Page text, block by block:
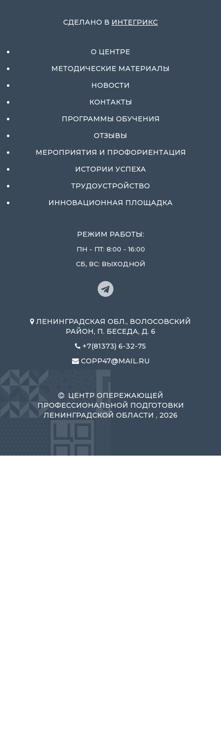
СДЕЛАНО В ИНТЕГРИКС
О ЦЕНТРЕ
МЕТОДИЧЕСКИЕ МАТЕРИАЛЫ
НОВОСТИ
КОНТАКТЫ
ПРОГРАММЫ ОБУЧЕНИЯ
ОТЗЫВЫ
МЕРОПРИЯТИЯ И ПРОФОРИЕНТАЦИЯ
ИСТОРИИ УСПЕХА
ТРУДОУСТРОЙСТВО
ИННОВАЦИОННАЯ ПЛОЩАДКА
РЕЖИМ РАБОТЫ:
ПН - ПТ: 8:00 - 16:00
СБ, ВС: ВЫХОДНОЙ
ЛЕНИНГРАДСКАЯ ОБЛ., ВОЛОСОВСКИЙ
РАЙОН, П. БЕСЕДА, Д. 6
+7(81373) 6-32-75
COPP47@MAIL.RU
ЦЕНТР ОПЕРЕЖАЮЩЕЙ
ПРОФЕССИОНАЛЬНОЙ ПОДГОТОВКИ
ЛЕНИНГРАДСКОЙ ОБЛАСТИ , 2026